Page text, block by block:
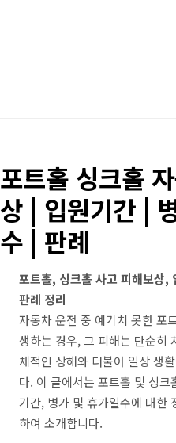
포트홀 싱크홀
상 | 입원기간 |
수 | 판례
포트홀, 싱크홀 사고 피해보상,
판례 정리
자동차 운전 중 예기치 못한 포
생하는 경우, 그 피해는 단순히
체적인 상해와 더불어 일상 생
다. 이 글에서는 포트홀 및 싱
기간, 병가 및 휴가일수에 대한
하여 소개합니다.